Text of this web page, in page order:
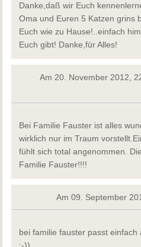
Danke,daß wir Euch
Oma und Euren 5 Katzen grins
Euch wie zu Hause!..einfach
Euch gibt! Danke,für Alles!
Am 20. November 2012,
Bei Familie Fauster ist alles
wirklich nur im Traum
fühlt sich total angenommen.
Familie Fauster!!!!
Am 09. September
bei familie fauster passt